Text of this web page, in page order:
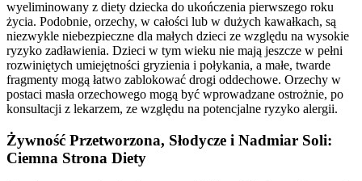
wyeliminowany z diety dziecka do ukończenia pierwszego roku
życia. Podobnie, orzechy, w całości lub w dużych kawałkach, są
niezwykle niebezpieczne dla małych dzieci ze względu na wysokie
ryzyko zadławienia. Dzieci w tym wieku nie mają jeszcze w pełni
rozwiniętych umiejętności gryzienia i połykania, a małe, twarde
fragmenty mogą łatwo zablokować drogi oddechowe. Orzechy w
postaci masła orzechowego mogą być wprowadzane ostrożnie, po
konsultacji z lekarzem, ze względu na potencjalne ryzyko alergii.
Żywność Przetworzona, Słodycze i Nadmiar Soli:
Ciemna Strona Diety